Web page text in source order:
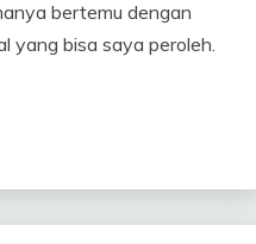
bertemu dengan
yang bisa saya peroleh.